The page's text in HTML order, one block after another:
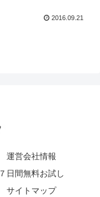
2016.09.21
運営会社情報
７日間無料お試し
サイトマップ